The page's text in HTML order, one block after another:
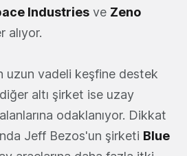
Industries ve Zeno
alıyor.
uzun vadeli keşfine destek
altı şirket ise uzay
odaklanıyor. Dikkat
Jeff Bezos'un şirketi Blue